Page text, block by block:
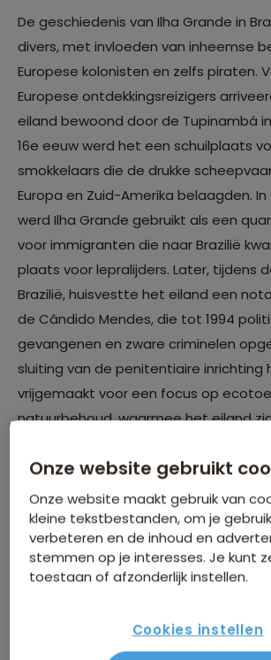
De geschiedenis van Ilha Grande in
divers, met invloeden van inheemse
Europese kolonisten en zelfs piraten.
Europese ontdekkingsreizigers
eiland bewoond door de Tupinambá
16e eeuw werd het een schuilplaats
smokkelaars die de drukke
Europa en Zuid-Amerika belaagden. In
werd Ilha Grande gebruikt als een
voor immigranten die naar Brazilië
plaats voor lepralijders. Later, tijdens
Brazilië, huisvestte het eiland een
de Cândido Mendes, die tot 1994
gevangenen en zware criminelen
sluiting van de penitentiaire inrichting
vrijgemaakt voor een focus op
natuurbehoud, waarmee het eiland
gevangenschap naar een geliefd
bezoekers van over de hele wereld.
Onze website gebruikt
Onze website maakt gebruik van
kleine tekstbestanden, om je
verbeteren en de inhoud en
stemmen op je interesses. Je kunt
toestaan of afzonderlijk instellen.
Cookies instellen